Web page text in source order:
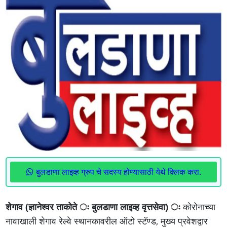
बुलडाणा लाइव्ह ग्रुप चे सदस्य होण्यासाठी येथे क्लिक करा.
शेगाव (ज्ञानेश्वर ताकोते ः बुलडाणा लाइव्‍ह वृत्तसेवा) ःकोरोनाच्या
नावाखाली शेगाव रेल्वे स्थानकावरील ऑटो स्टॅण्ड, मुख्य प्रवेशद्वार